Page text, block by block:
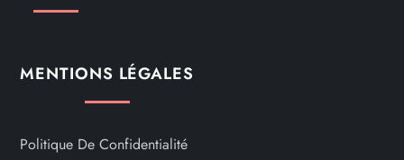
o
n
MENTIONS LÉGALES
Politique De Confidentialité